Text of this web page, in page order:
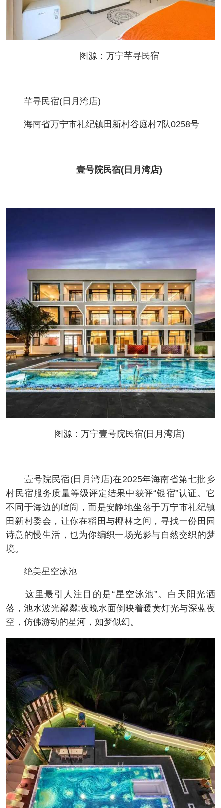
图源：万宁芊寻民宿
芊寻民宿(日月湾店)
海南省万宁市礼纪镇田新村谷庭村7队0258号
壹号院民宿(日月湾店)
图源：万宁壹号院民宿(日月湾店)
壹号院民宿(日月湾店)在2025年海南省第七批乡
村民宿服务质量等级评定结果中获评“银宿”认证。它
不同于海边的喧闹，而是安静地坐落于万宁市礼纪镇
田新村委会，让你在稻田与椰林之间，寻找一份田园
诗意的慢生活，也为你编织一场光影与自然交织的梦
境。
绝美星空泳池
这里最引人注目的是“星空泳池”。白天阳光洒
落，池水波光粼粼;夜晚水面倒映着暖黄灯光与深蓝夜
空，仿佛游动的星河，如梦似幻。